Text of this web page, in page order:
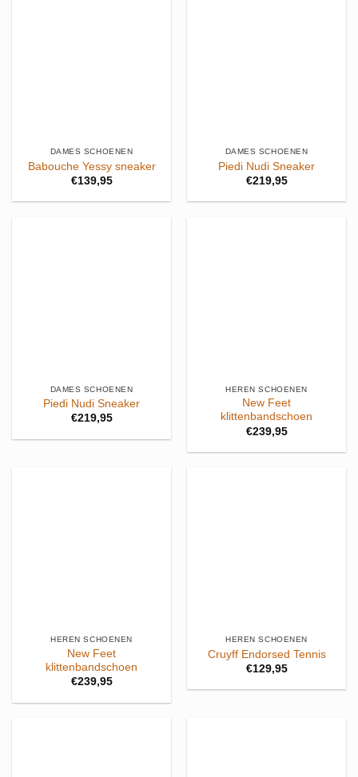
DAMES SCHOENEN
Babouche Yessy sneaker
€139,95
DAMES SCHOENEN
Piedi Nudi Sneaker
€219,95
DAMES SCHOENEN
Piedi Nudi Sneaker
€219,95
HEREN SCHOENEN
New Feet
klittenbandschoen
€239,95
HEREN SCHOENEN
New Feet
klittenbandschoen
€239,95
HEREN SCHOENEN
Cruyff Endorsed Tennis
€129,95